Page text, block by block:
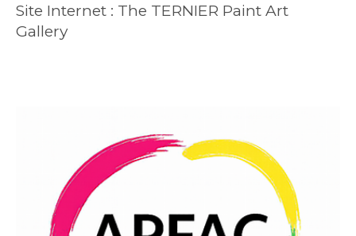
Site Internet : The TERNIER Paint Art
Gallery